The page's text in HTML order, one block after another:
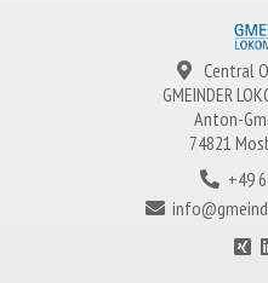
Central
GMEINDER
Anton-
74821
+49